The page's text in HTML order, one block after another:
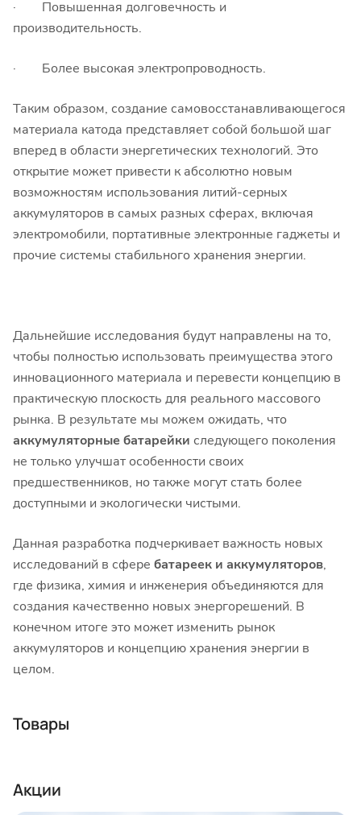
· Повышенная долговечность и
производительность.
· Более высокая электропроводность.
Таким образом, создание самовосстанавливающегося
материала катода представляет собой большой шаг
вперед в области энергетических технологий. Это
открытие может привести к абсолютно новым
возможностям использования литий-серных
аккумуляторов в самых разных сферах, включая
электромобили, портативные электронные гаджеты и
прочие системы стабильного хранения энергии.
Дальнейшие исследования будут направлены на то,
чтобы полностью использовать преимущества этого
инновационного материала и перевести концепцию в
практическую плоскость для реального массового
рынка. В результате мы можем ожидать, что
аккумуляторные батарейки следующего поколения
не только улучшат особенности своих
предшественников, но также могут стать более
доступными и экологически чистыми.
Данная разработка подчеркивает важность новых
исследований в сфере батареек и аккумуляторов,
где физика, химия и инженерия объединяются для
создания качественно новых энергорешений. В
конечном итоге это может изменить рынок
аккумуляторов и концепцию хранения энергии в
целом.
Товары
Акции